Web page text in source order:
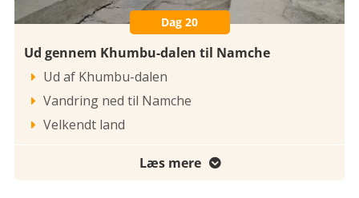
Dag 20
Ud gennem Khumbu-dalen til Namche
 Ud af Khumbu-dalen
 Vandring ned til Namche
 Velkendt land
Læs mere 